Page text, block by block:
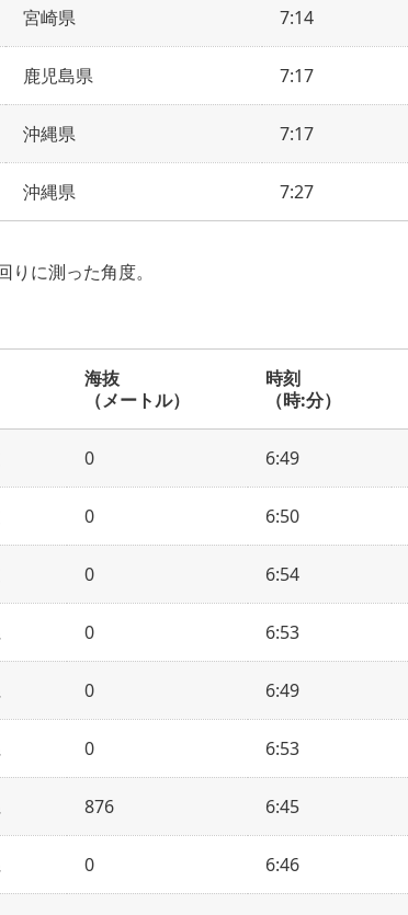
宮崎県 7:14
鹿児島県 7:17
沖縄県 7:17
沖縄県 7:27
りに測った角度。
海抜
（メートル）
時刻
（時:分）
0 6:49
0 6:50
0 6:54
0 6:53
0 6:49
0 6:53
876 6:45
0 6:46